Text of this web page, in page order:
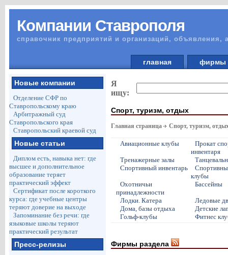
Компании Ставрополя
справочник предприятий и организаций, объявления,
главная
Новые компании
Отделение СФР по
Ставропольскому краю
Арбитражный суд
Ставропольского края
Ставропольский краевой суд
Новые статьи
Диплом есть, навыка нет: где
высшее и дополнительное
образование теряет
практический эффект
Сертификат после короткого
курса: где учебные центры
теряют доверие на выходе
Запоминание без речи: где
языковые школы теряют
практический результат
Пресс-релизы
Я
ищу:
Спорт, туризм, отдых
Главная страница Спорт, туризм,
Авиационные клубы
Прокат
инвентаря
Тренажерные залы
Спортивный инвентарь
клубы
Охотничьи
принадлежности
Бассейны
Лодки. Катера
Ледовые
Дома, базы отдыха
Детские
Гольф-клубы
Фитнес
Фирмы раздела